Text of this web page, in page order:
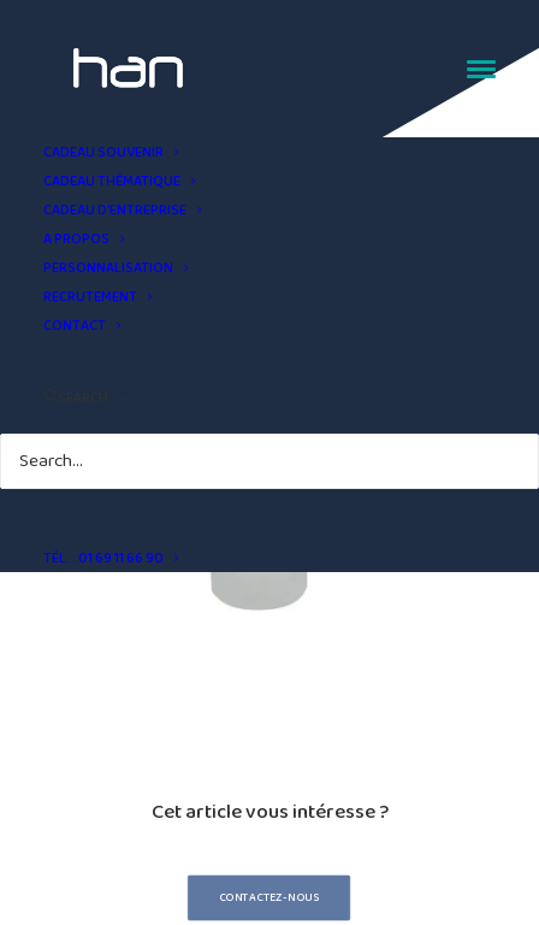
CADEAU SOUVENIR
CADEAU THÉMATIQUE
CADEAU D’ENTREPRISE
A PROPOS
PERSONNALISATION
RECRUTEMENT
CONTACT
TÉL. : 01 69 11 66 90
Choppe biere D Day
Cet article vous intéresse ?
CONTACTEZ-NOUS